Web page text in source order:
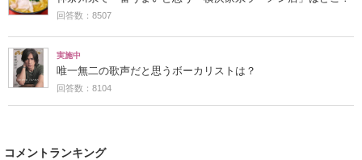
回答数：8507
実施中
唯一無二の歌声だと思うボーカリストは？
回答数：8104
コメントランキング